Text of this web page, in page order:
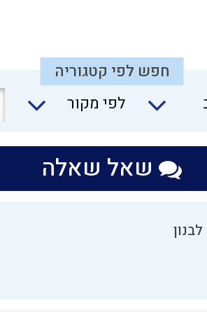
חפש לפי קטגוריה
לפי מקור
שאל שאלה